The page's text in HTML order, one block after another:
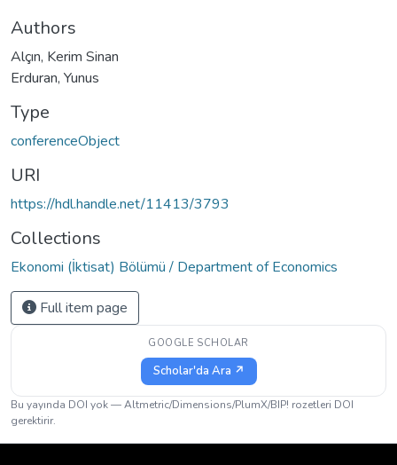
Authors
Alçın, Kerim Sinan
Erduran, Yunus
Type
conferenceObject
URI
https://hdl.handle.net/11413/3793
Collections
Ekonomi (İktisat) Bölümü / Department of Economics
Full item page
GOOGLE SCHOLAR
Scholar'da Ara ↗
Bu yayında DOI yok — Altmetric/Dimensions/PlumX/BIP! rozetleri DOI
gerektirir.